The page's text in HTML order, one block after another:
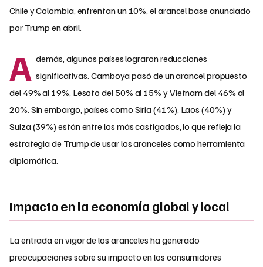
Chile y Colombia, enfrentan un 10%, el arancel base anunciado
por Trump en abril.
A demás, algunos países lograron reducciones
significativas. Camboya pasó de un arancel propuesto
del 49% al 19%, Lesoto del 50% al 15% y Vietnam del 46% al
20%. Sin embargo, países como Siria (41%), Laos (40%) y
Suiza (39%) están entre los más castigados, lo que refleja la
estrategia de Trump de usar los aranceles como herramienta
diplomática.
Impacto en la economía global y local
La entrada en vigor de los aranceles ha generado
preocupaciones sobre su impacto en los consumidores